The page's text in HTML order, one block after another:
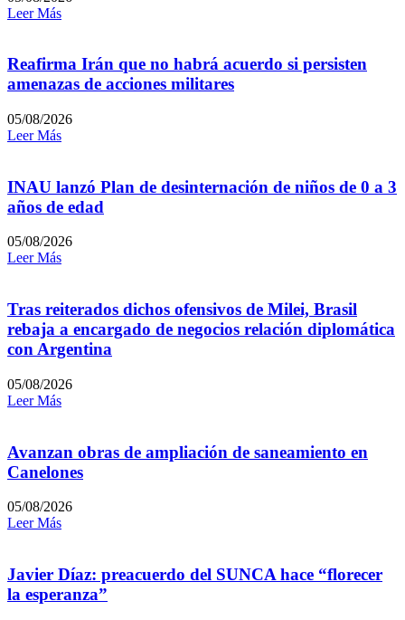
Leer Más
Reafirma Irán que no habrá acuerdo si persisten
amenazas de acciones militares
05/08/2026
Leer Más
INAU lanzó Plan de desinternación de niños de 0 a 3
años de edad
05/08/2026
Leer Más
Tras reiterados dichos ofensivos de Milei, Brasil
rebaja a encargado de negocios relación diplomática
con Argentina
05/08/2026
Leer Más
Avanzan obras de ampliación de saneamiento en
Canelones
05/08/2026
Leer Más
Javier Díaz: preacuerdo del SUNCA hace “florecer
la esperanza”